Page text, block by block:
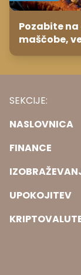
Pozabite
maščobe,
SEKCIJE:
NASLOVNICA
FINANCE
UPOKOJITEV